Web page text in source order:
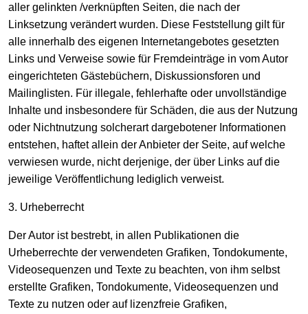
aller gelinkten /verknüpften Seiten, die nach der
Linksetzung verändert wurden. Diese Feststellung gilt für
alle innerhalb des eigenen Internetangebotes gesetzten
Links und Verweise sowie für Fremdeinträge in vom Autor
eingerichteten Gästebüchern, Diskussionsforen und
Mailinglisten. Für illegale, fehlerhafte oder unvollständige
Inhalte und insbesondere für Schäden, die aus der Nutzung
oder Nichtnutzung solcherart dargebotener Informationen
entstehen, haftet allein der Anbieter der Seite, auf welche
verwiesen wurde, nicht derjenige, der über Links auf die
jeweilige Veröffentlichung lediglich verweist.
3. Urheberrecht
Der Autor ist bestrebt, in allen Publikationen die
Urheberrechte der verwendeten Grafiken, Tondokumente,
Videosequenzen und Texte zu beachten, von ihm selbst
erstellte Grafiken, Tondokumente, Videosequenzen und
Texte zu nutzen oder auf lizenzfreie Grafiken,